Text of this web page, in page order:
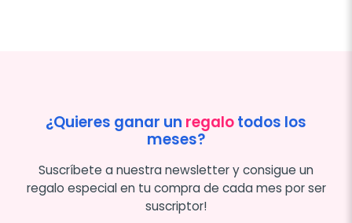
¿Quieres ganar un regalotodos los
meses?
Suscríbete a nuestra newsletter y consigue un
regalo especial en tu compra de cada mes por ser
suscriptor!